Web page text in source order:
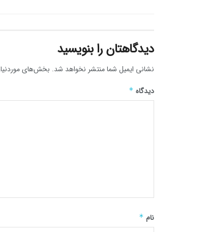
دیدگاهتان را بنویسید
نشانی ایمیل شما منتشر نخواهد شد. بخش‌های
دیدگاه *
نام *